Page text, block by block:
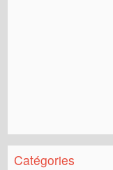
Catégories